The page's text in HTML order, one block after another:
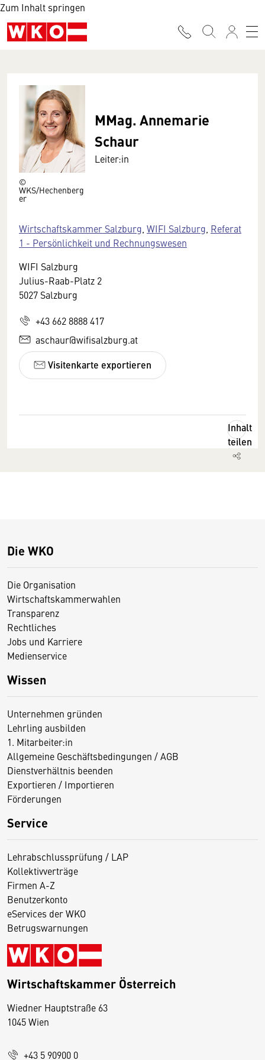
Zum Inhalt springen
©
WKS/Hechenberg
er
MMag. Annemarie
Schaur
Leiter:in
Wirtschaftskammer Salzburg WIFI Salzburg Referat
1 - Persönlichkeit und Rechnungswesen
WIFI Salzburg
Julius-Raab-Platz 2
5027 Salzburg
+43 662 8888 417
aschaur@wifisalzburg.at
Visitenkarte exportieren
Inhalt
teilen
Die WKO
Die Organisation
Wirtschaftskammerwahlen
Transparenz
Rechtliches
Jobs und Karriere
Medienservice
Wissen
Unternehmen gründen
Lehrling ausbilden
1. Mitarbeiter:in
Allgemeine Geschäftsbedingungen / AGB
Dienstverhältnis beenden
Exportieren / Importieren
Förderungen
Service
Lehrabschlussprüfung / LAP
Kollektivverträge
Firmen A-Z
Benutzerkonto
eServices der WKO
Betrugswarnungen
Wirtschaftskammer Österreich
Wiedner Hauptstraße 63
1045 Wien
+43 5 90900 0
D